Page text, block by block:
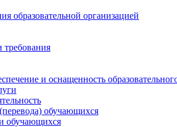
образовательной организацией
требования
и оснащенность
обучающихся
обучающихся